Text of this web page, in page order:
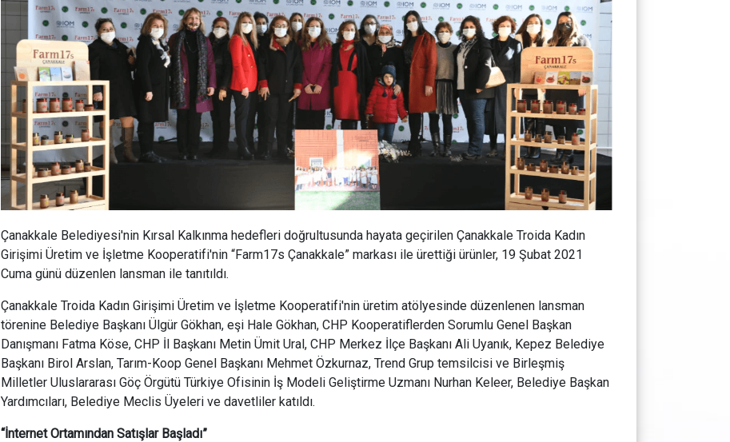
Çanakkale Belediyesi'nin Kırsal Kalkınma hedefleri doğrultusunda hayata geçirilen Çanakkale Troida Kadın
Girişimi Üretim ve İşletme Kooperatifi'nin “Farm17s Çanakkale” markası ile ürettiği ürünler, 19 Şubat 2021
Cuma günü düzenlen lansman ile tanıtıldı.
Çanakkale Troida Kadın Girişimi Üretim ve İşletme Kooperatifi'nin üretim atölyesinde düzenlenen lansman
törenine Belediye Başkanı Ülgür Gökhan, eşi Hale Gökhan, CHP Kooperatiflerden Sorumlu Genel Başkan
Danışmanı Fatma Köse, CHP İl Başkanı Metin Ümit Ural, CHP Merkez İlçe Başkanı Ali Uyanık, Kepez Belediye
Başkanı Birol Arslan, Tarım-Koop Genel Başkanı Mehmet Özkurnaz, Trend Grup temsilcisi ve Birleşmiş
Milletler Uluslararası Göç Örgütü Türkiye Ofisinin İş Modeli Geliştirme Uzmanı Nurhan Keleer, Belediye Başkan
Yardımcıları, Belediye Meclis Üyeleri ve davetliler katıldı.
“İnternet Ortamından Satışlar Başladı”